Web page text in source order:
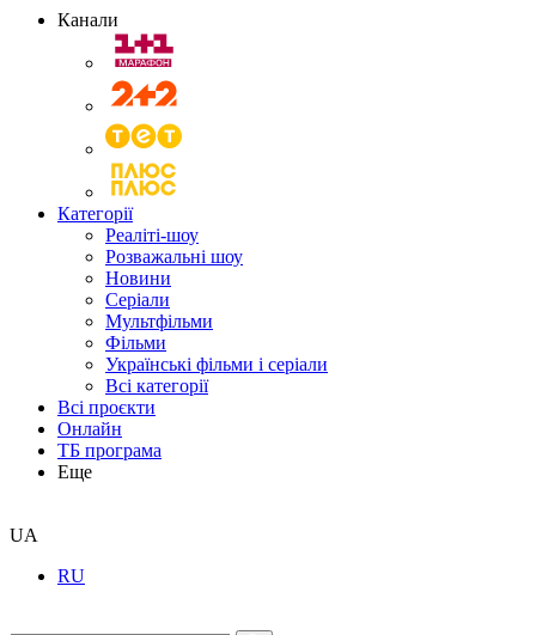
Канали
Категорії
Реаліті-шоу
Розважальні шоу
Новини
Серіали
Мультфільми
Фільми
Українські фільми і серіали
Всі категорії
Всі проєкти
Онлайн
ТБ програма
Еще
UA
RU